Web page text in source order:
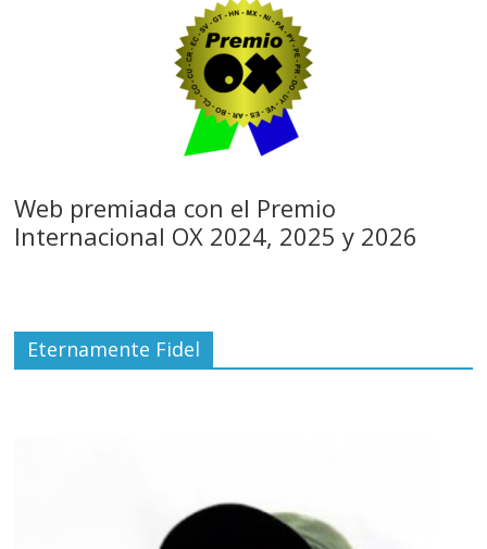
Web premiada con el Premio
Internacional OX 2024, 2025 y 2026
Eternamente Fidel